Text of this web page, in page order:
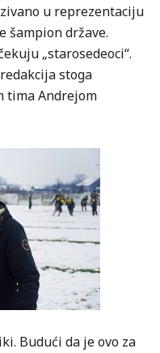
u reprezentaciju
države.
„starosedeoci“.
stoga
tima Andrejom
Budući da je ovo za